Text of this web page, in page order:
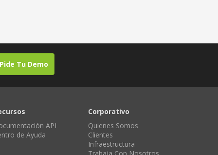
Pide Tu Demo
API
de Ayuda
Corporativo
Quienes Somos
Clientes
Infraestructura